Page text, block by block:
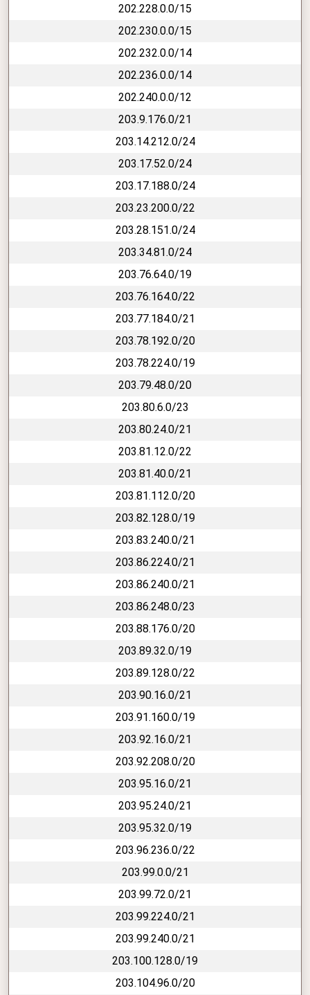
202.228.0.0/15
202.230.0.0/15
202.232.0.0/14
202.236.0.0/14
202.240.0.0/12
203.9.176.0/21
203.14.212.0/24
203.17.52.0/24
203.17.188.0/24
203.23.200.0/22
203.28.151.0/24
203.34.81.0/24
203.76.64.0/19
203.76.164.0/22
203.77.184.0/21
203.78.192.0/20
203.78.224.0/19
203.79.48.0/20
203.80.6.0/23
203.80.24.0/21
203.81.12.0/22
203.81.40.0/21
203.81.112.0/20
203.82.128.0/19
203.83.240.0/21
203.86.224.0/21
203.86.240.0/21
203.86.248.0/23
203.88.176.0/20
203.89.32.0/19
203.89.128.0/22
203.90.16.0/21
203.91.160.0/19
203.92.16.0/21
203.92.208.0/20
203.95.16.0/21
203.95.24.0/21
203.95.32.0/19
203.96.236.0/22
203.99.0.0/21
203.99.72.0/21
203.99.224.0/21
203.99.240.0/21
203.100.128.0/19
203.104.96.0/20